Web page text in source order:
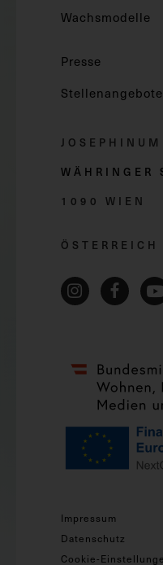
Wachsmodelle
Presse
Stellenangebote
JOSEPHINUM
WÄHRINGER
1090 WIEN
ÖSTERREICH
Impressum
Datenschutz
Cookie-